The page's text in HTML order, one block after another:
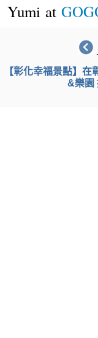
Yumi at
【彰化幸福景點】
&樂園